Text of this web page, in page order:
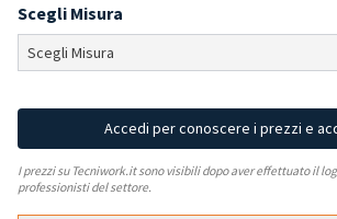
Scegli Misura
Accedi per conoscere i prezzi e
I prezzi su Tecniwork.it sono visibili dopo aver effettuato il
professionisti del settore.